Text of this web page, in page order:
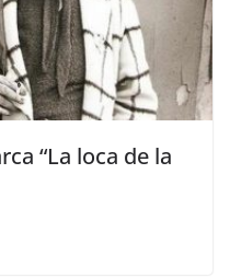
“La loca de la